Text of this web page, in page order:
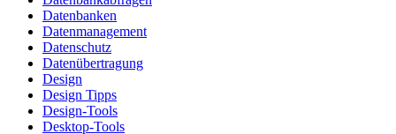
Datenbanken
Datenmanagement
Datenschutz
Datenübertragung
Design
Design Tipps
Design-Tools
Desktop-Tools